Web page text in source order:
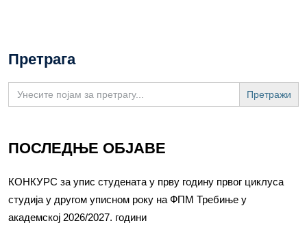
Претрага
Search
for:
ПОСЛЕДЊЕ ОБЈАВЕ
КОНКУРС за упис студената у прву годину првог циклуса
студија у другом уписном року на ФПМ Требиње у
академској 2026/2027. години